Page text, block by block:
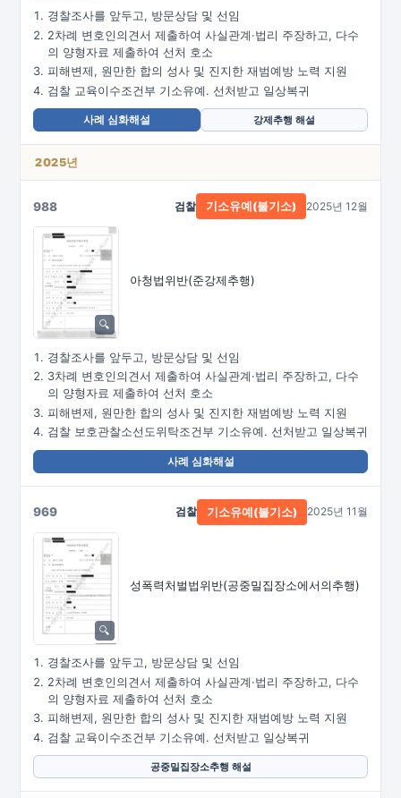
경찰조사를 앞두고, 방문상담 및 선임
2차례 변호인의견서 제출하여 사실관계·법리 주장하고, 다수
의 양형자료 제출하여 선처 호소
피해변제, 원만한 합의 성사 및 진지한 재범예방 노력 지원
검찰 교육이수조건부 기소유예. 선처받고 일상복귀
사례 심화해설 강제추행 해설
2025년
988
아청법위반(준강제추행)
검찰 기소유예(불기소) 2025년 12월
경찰조사를 앞두고, 방문상담 및 선임
3차례 변호인의견서 제출하여 사실관계·법리 주장하고, 다수
의 양형자료 제출하여 선처 호소
피해변제, 원만한 합의 성사 및 진지한 재범예방 노력 지원
검찰 보호관찰소선도위탁조건부 기소유예. 선처받고 일상복귀
사례 심화해설
969
성폭력처벌법위반(공중밀집장소에서의추행)
검찰 기소유예(불기소) 2025년 11월
경찰조사를 앞두고, 방문상담 및 선임
2차례 변호인의견서 제출하여 사실관계·법리 주장하고, 다수
의 양형자료 제출하여 선처 호소
피해변제, 원만한 합의 성사 및 진지한 재범예방 노력 지원
검찰 교육이수조건부 기소유예. 선처받고 일상복귀
공중밀집장소추행 해설